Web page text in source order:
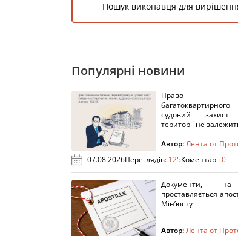
Пошук виконавця для
Популярні новини
Право
судовий захист
території не
Автор:Лента от
07.08.2026Переглядів: 125Коментарі:0
Документи,
проставляється
Мін’юсту
Автор:Лента от